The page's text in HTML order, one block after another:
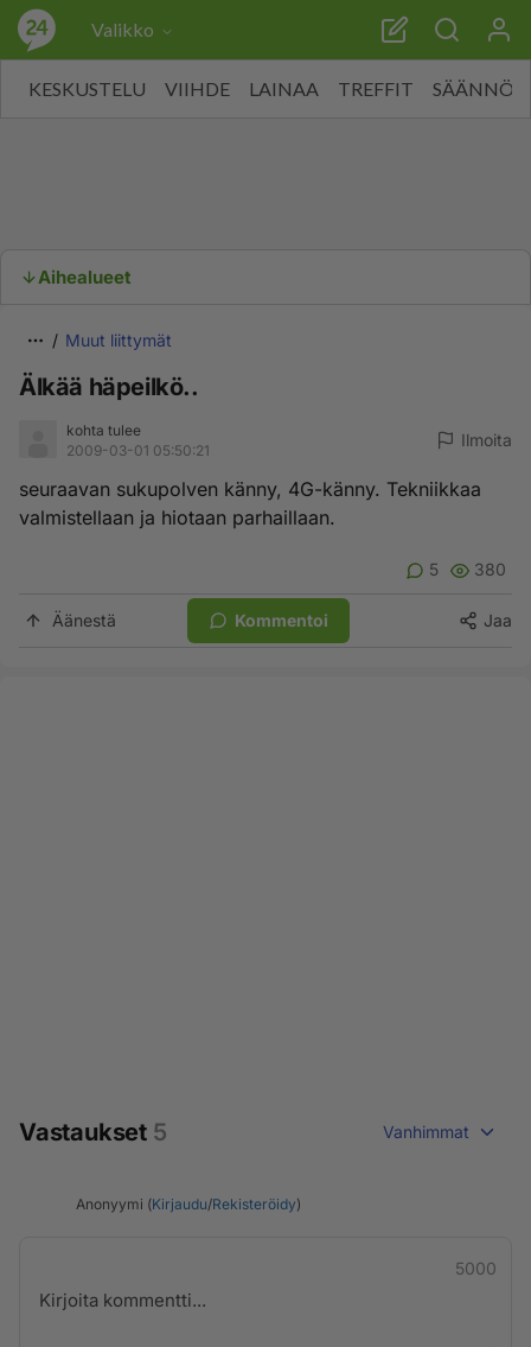
Valikko
KESKUSTELU VIIHDE LAINAA TREFFIT SÄÄNNÖT
Aihealueet
Muut liittymät
Älkää häpeilkö..
kohta tulee
2009-03-01 05:50:21
Ilmoita
seuraavan sukupolven känny, 4G-känny. Tekniikkaa
valmistellaan ja hiotaan parhaillaan.
5 380
Äänestä Kommentoi Jaa
Vastaukset 5 Vanhimmat
Anonyymi (Kirjaudu/Rekisteröidy)
5000